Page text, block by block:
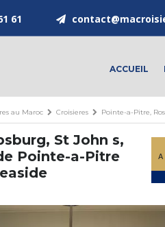
61
ACCUEIL
au Maroc Croisieres Pointe-a-Pitre,
A
St John s,
Pointe-a-Pitre